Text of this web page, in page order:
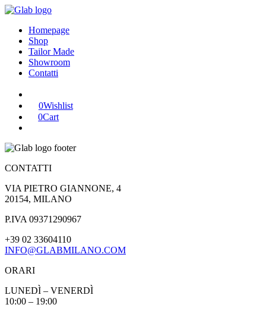
Homepage
Shop
Tailor Made
Showroom
Contatti
0Wishlist
0Cart
CONTATTI
VIA PIETRO GIANNONE, 4
20154, MILANO
P.IVA 09371290967
+39 02 33604110
INFO@GLABMILANO.COM
ORARI
LUNEDÌ – VENERDÌ
10:00 – 19:00